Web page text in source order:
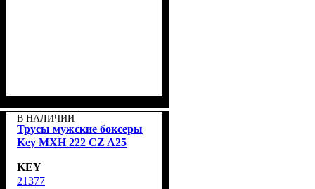
В НАЛИЧИИ
Трусы мужские боксеры
Key MXH 222 CZ A25
KEY
21377